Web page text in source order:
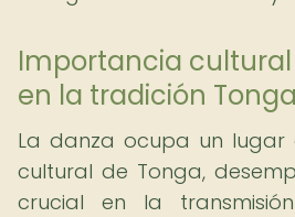
Importancia
en la tradición
La danza ocupa un lugar
cultural de Tonga,
crucial en la